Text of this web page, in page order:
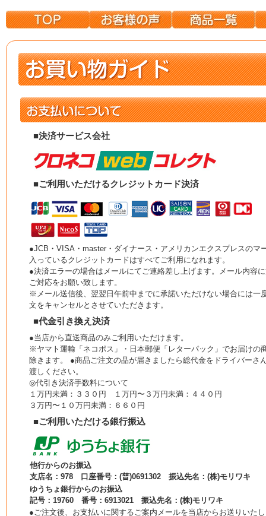
■決済サービス会社
■ご利用いただけるクレジットカード決済
●JCB・VISA・master・ダイナース・アメリカンエクスプレスのマ
入っているクレジットカードはすべてご利用になれます。
●決済エラーの場合はメールにてご連絡差し上げます。メール内容
ご対応をお願い致します。
※メール送信後、翌翌日午前中までに承諾いただけない場合には一
文をキャンセルとさせていただきます。
■代金引き換え決済
●当店から直送商品のみご利用いただけます。
※ヤマト運輸「ネコポス」・日本郵便「レターパック」でお届けの
除きます。 ●商品ご注文の品が届きましたら総代金をドライバーさ
渡しください。
◎代引き決済手数料について
１万円未満：３３０円 １万円〜３万円未満：４４０円
３万円〜１０万円未満：６６０円
■ご利用いただける銀行振込
他行からのお振込
支店名：978 口座番号：(普)0691302 振込先名：(株)モリワキ
ゆうちょ銀行からのお振込
記号：19760 番号：6913021 振込先名：(株)モリワキ
●ご注文後、お支払いに関するご案内メールを当店からお送りいた